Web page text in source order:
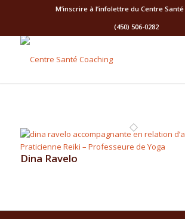
M’inscrire à l’infolettre du Centre
(450) 506-0282
Dina Ravelo